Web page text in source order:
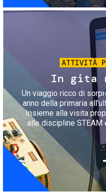
ATTIVITÀ
In gita
Un viaggio ricco di
anno della primaria
Insieme alla visita
alle discipline STEAM